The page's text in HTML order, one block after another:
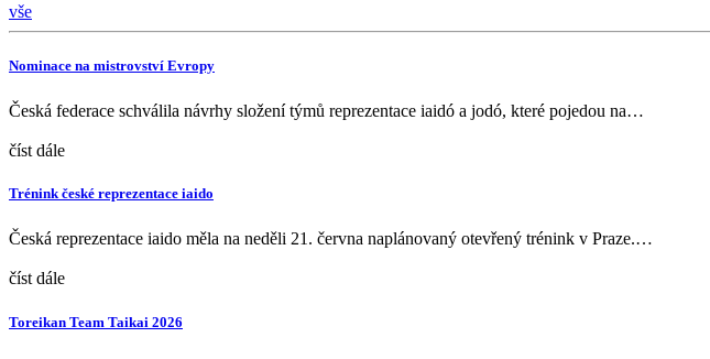
vše
Nominace na mistrovství Evropy
Česká federace schválila návrhy složení týmů reprezentace iaidó a jodó, které pojedou na…
číst dále
Trénink české reprezentace iaido
Česká reprezentace iaido měla na neděli 21. června naplánovaný otevřený trénink v Praze.…
číst dále
Toreikan Team Taikai 2026